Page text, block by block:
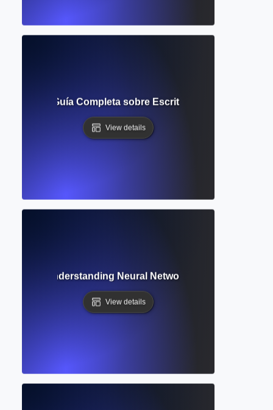
Guía Completa sobre Escritura y
View details
Understanding Neural Networks Behind AI
View details